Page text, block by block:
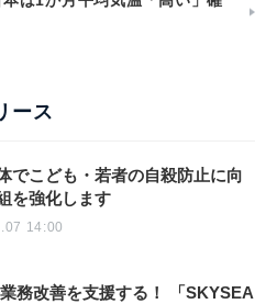
ース
でこども・若者の自殺防止に向
を強化します
14:00
務改善を支援する！ 「SKYSEA